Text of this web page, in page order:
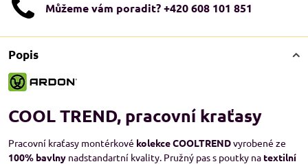
Můžeme vám poradit? +420 608 101 851
Popis
COOL TREND, pracovní kraťasy
Pracovní kraťasy montérkové kolekce COOLTRENDvyrobené ze
100% bavlny nadstandartní kvality. Pružný pas s poutky natextilní